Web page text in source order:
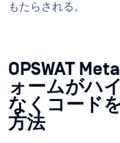
もたらされる。
OPSWAT
ォームがハ
なくコード
方法